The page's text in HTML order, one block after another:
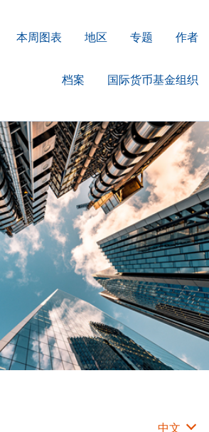
本周图表 地区 专题 作者
档案 国际货币基金组织